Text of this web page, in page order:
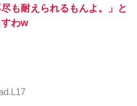
も耐えられるもんよ。」と
わw